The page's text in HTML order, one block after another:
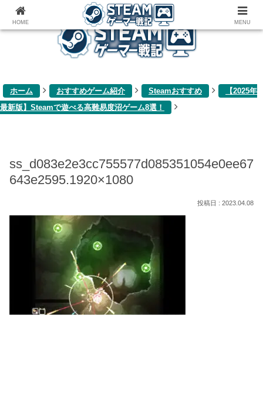
ゲーム関連雑記ブログ
ホーム おすすめゲーム紹介 Steamおすすめ
【2025年
最新版】Steamで遊べる高難易度沼ゲーム8選！
ss_d083e2e3cc755577d085351054e0ee67
643e2595.1920×1080
2023.04.08
HOME MENU